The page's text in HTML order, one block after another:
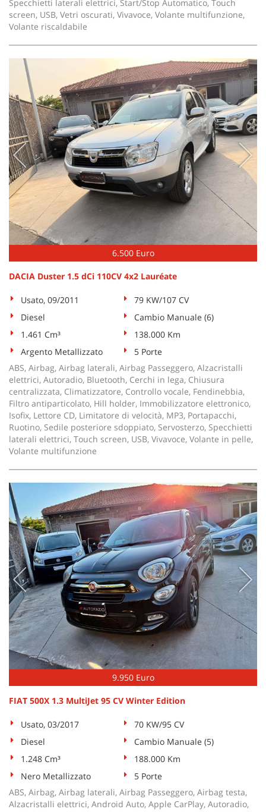
Specchietti laterali elettrici, Start/Stop Automatico, Touch
screen, USB, Vetri oscurati, Vivavoce, Volante multifunzione,
Volante riscaldabile
6.500 Euro
DACIA Duster 1.5 dCi 110CV 4x2 Lauréate
Usato, 09/2011
79 KW/107 CV
Diesel
Cambio Manuale (6)
1.461 Cm³
138.000 Km
Argento Metallizzato
5 Porte
ABS, Airbag, Airbag laterali, Airbag Passeggero, Alzacristalli
elettrici, Autoradio, Bluetooth, Cerchi in lega, Chiusura
centralizzata, Climatizzatore, Controllo vocale, Fendinebbia,
Filtro antiparticolato, Hill holder, Immobilizzatore elettronico,
Isofix, Lettore CD, Limitatore di velocità, MP3, Portapacchi,
Ruotino, Sedile posteriore sdoppiato, Servosterzo, Specchietti
laterali elettrici, Touch screen, USB, Vivavoce, Volante in pelle,
Volante multifunzione
9.950 Euro
FIAT 500X 1.3 MultiJet 95 CV Winter Edition
Usato, 03/2017
70 KW/95 CV
Diesel
Cambio Manuale (5)
1.248 Cm³
188.000 Km
Nero Metallizzato
5 Porte
ABS, Airbag, Airbag laterali, Airbag Passeggero, Airbag testa,
Alzacristalli elettrici, Android Auto, Apple CarPlay, Autoradio,